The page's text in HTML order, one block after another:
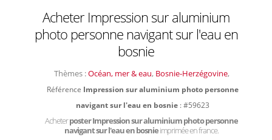
Acheter Impression sur aluminium
photo personne navigant sur l'eau en
bosnie
Thèmes :Océan, mer & eau, Bosnie-Herzégovine,
Référence Impression sur aluminium photo personne
navigant sur l'eau en bosnie : #59623
Acheterposter Impression sur aluminium photo personne
navigant sur l'eau en bosnieimprimée en france.